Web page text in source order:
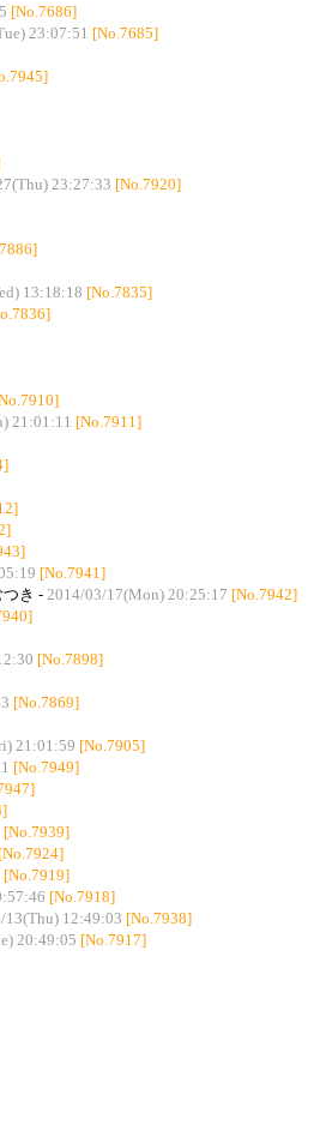
[No.7686]
23:07:51 [No.7685]
23:27:33 [No.7920]
13:18:18 [No.7835]
21:01:11 [No.7911]
[No.7941]
つき - 2014/03/17(Mon) 20:25:17 [No.7942]
[No.7898]
[No.7869]
21:01:59 [No.7905]
[No.7949]
[No.7939]
[No.7924]
[No.7919]
[No.7918]
13(Thu) 12:49:03 [No.7938]
20:49:05 [No.7917]